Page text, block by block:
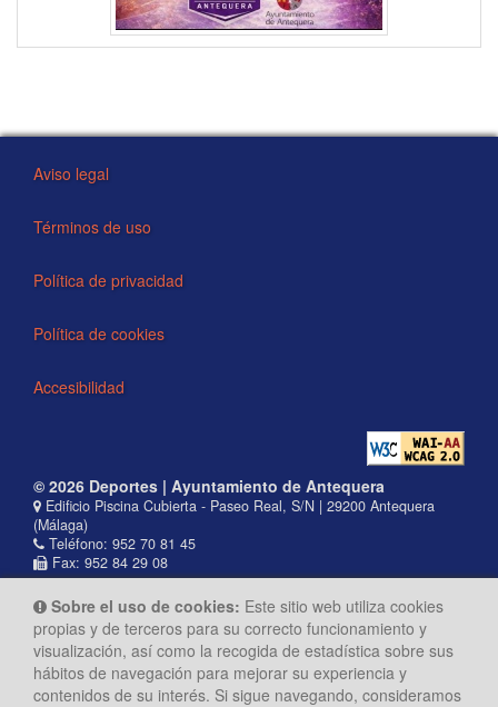
Aviso legal
Términos de uso
Política de privacidad
Política de cookies
Accesibilidad
© 2026 Deportes | Ayuntamiento de Antequera
Edificio Piscina Cubierta - Paseo Real, S/N | 29200 Antequera
(Málaga)
Teléfono: 952 70 81 45
Fax: 952 84 29 08
Sobre el uso de cookies: Este sitio web utiliza cookies
propias y de terceros para su correcto funcionamiento y
visualización, así como la recogida de estadística sobre sus
hábitos de navegación para mejorar su experiencia y
contenidos de su interés. Si sigue navegando, consideramos